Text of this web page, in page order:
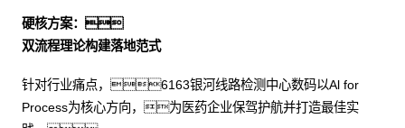
硬核方案：
双流程理论构建落地范式
针对行业痛点，6163银河线路检测中心数码以Al for
Process为核心方向，为医药企业保驾护航并打造最佳实